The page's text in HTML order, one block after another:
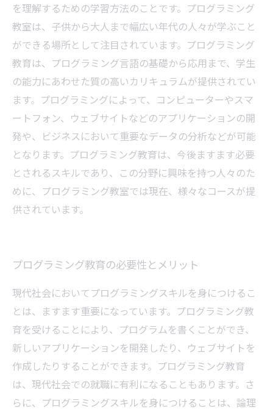
を理解するための学習方法のことです。プログラミング
教室は、子供から大人まで幅広い年代の人々が学ぶこと
ができる場所として注目されています。プログラミング
教育は、プログラミング言語の基礎から応用まで、学生
の能力にあわせた質の高いカリキュラムが提供されてい
ます。プログラミングによって、コンピューターやスマ
ートフォン、ウェブサイトなどのアプリケーションの開
発や、ビジネスにおいて重要なデータの分析などが可能
となります。プログラミング教育は、今後ますます必要
とされるスキルであり、この分野に興味を持つ人々のた
めに、プログラミング教室では現在、様々なコースが提
供されています。
プログラミング教育の必要性とメリット
現代社会においてプログラミングスキルを身につけるこ
とは、ますます重要になっています。プログラミング教
育を受けることにより、プログラムを書くことができ、
新しいアプリケーションを開発したり、ウェブサイトを
作成したりすることができます。プログラミング教育
は、現代社会での就職に有利になることもあります。さ
らに、プログラミングスキルを身につけることは、論理